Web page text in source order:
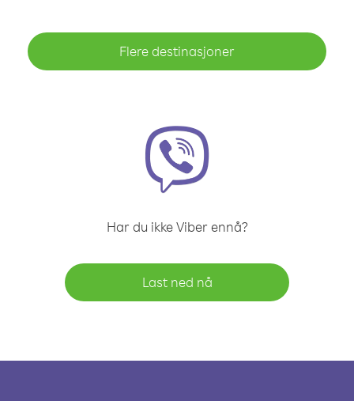
Flere destinasjoner
Har du ikke Viber ennå?
Last ned nå